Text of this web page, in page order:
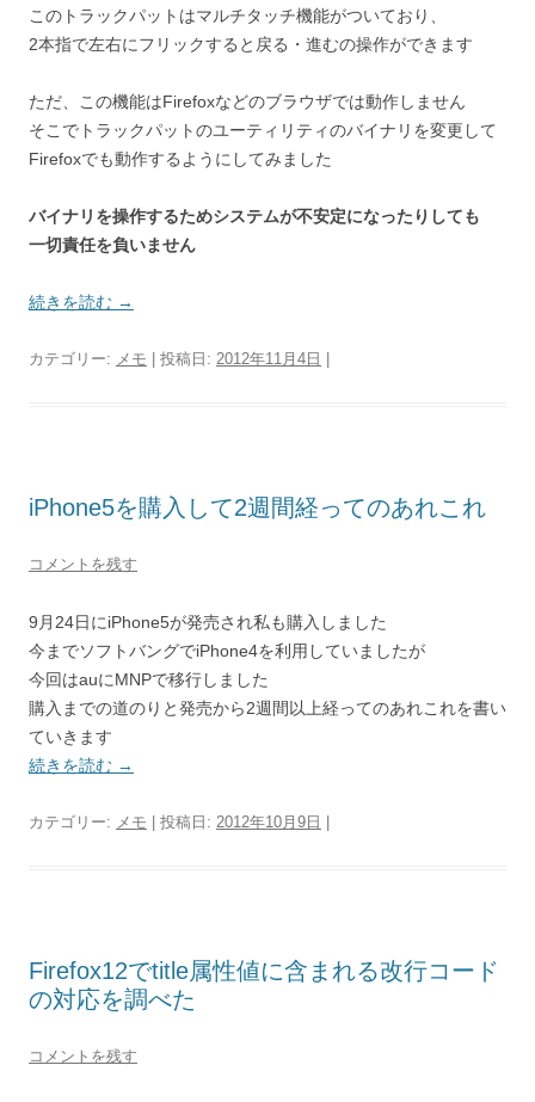
このトラックパットはマルチタッチ機能がついており、
2本指で左右にフリックすると戻る・進むの操作ができます
ただ、この機能はFirefoxなどのブラウザでは動作しません
そこでトラックパットのユーティリティのバイナリを変更して
Firefoxでも動作するようにしてみました
バイナリを操作するためシステムが不安定になったりしても
一切責任を負いません
続きを読む →
カテゴリー: メモ | 投稿日: 2012年11月4日
iPhone5を購入して2週間経ってのあれこれ
コメントを残す
9月24日にiPhone5が発売され私も購入しました
今までソフトバングでiPhone4を利用していましたが
今回はauにMNPで移行しました
購入までの道のりと発売から2週間以上経ってのあれこれを書い
ていきます
続きを読む →
カテゴリー: メモ | 投稿日: 2012年10月9日
Firefox12でtitle属性値に含まれる改行コード
の対応を調べた
コメントを残す